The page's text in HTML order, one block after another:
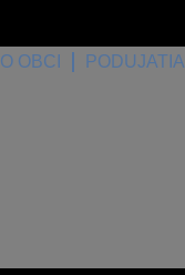
O OBCI PODUJATIA